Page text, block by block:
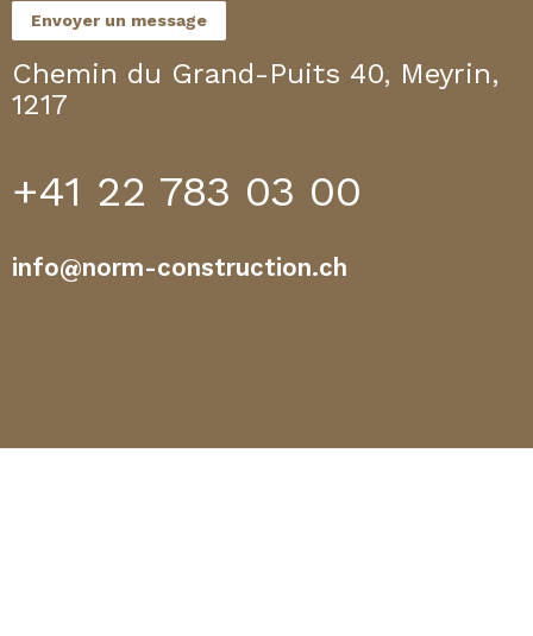
Envoyer un message
Chemin du Grand-Puits 40, Meyrin,
1217
+41 22 783 03 00
info@norm-construction.ch